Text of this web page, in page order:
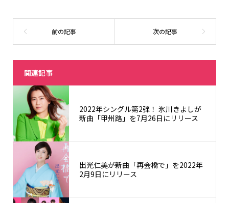
関連記事
2022年シングル第2弾！ 氷川きよしが
新曲「甲州路」を7月26日にリリース
出光仁美が新曲「再会橋で」を2022年
2月9日にリリース